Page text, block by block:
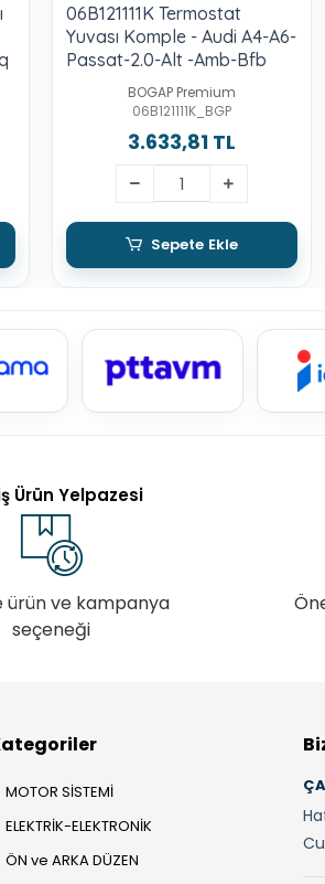
06B121111K Termostat
Yuvası Komple - Audi A4-A6-
Passat-2.0-Alt -Amb-Bfb
BOGAP Premium
06B121111K_BGP
3.633,81 TL
Sepete Ekle
Ürün Yelpazesi
ürün ve kampanya
seçeneği
MOTOR SİSTEMİ
ELEKTRİK-ELEKTRONİK
ÖN ve ARKA DÜZEN